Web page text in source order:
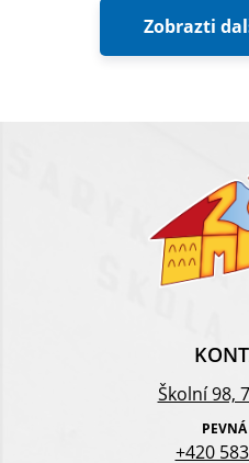
Zobrazti
Školní 98,
+420